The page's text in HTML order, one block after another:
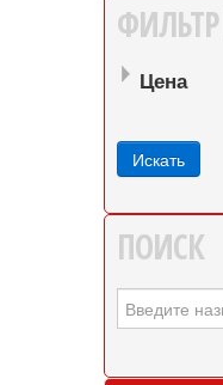
ФИЛЬТР
Цена
ПОИСК